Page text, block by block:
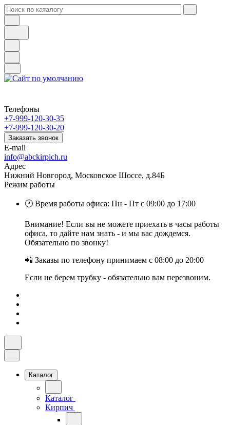
Телефоны
+7-999-120-30-35
+7-999-120-30-20
Заказать звонок
E-mail
info@abckirpich.ru
Адрес
Нижний Новгород, Московское Шоссе, д.84Б
Режим работы
🕐 Время работы офиса: Пн - Пт с 09:00 до 17:00
Внимание! Если вы не можете приехать в часы работы
офиса, то дайте нам знать - и мы вас дождемся.
Обязательно по звонку!
📲 Заказы по телефону принимаем с 08:00 до 20:00
Если не берем трубку - обязательно вам перезвоним.
Каталог
Каталог
Кирпич